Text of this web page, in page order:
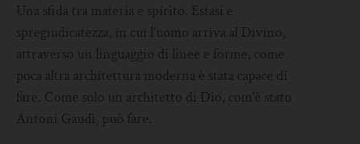
Una sfida tra materia e spirito. Estasi e
spregiudicatezza, in cui l’uomo arriva al Divino,
attraverso un linguaggio di linee e forme, come
poca altra architettura moderna è stata capace di
fare. Come solo un architetto di Dio, com’è stato
Antoni Gaudì, può fare.